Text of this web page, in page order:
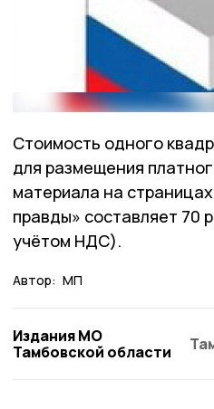
Стоимость одного
для размещения
материала на
правды» составляет 70
учётом НДС).
Автор: МП
Издания МО
Тамбовской области